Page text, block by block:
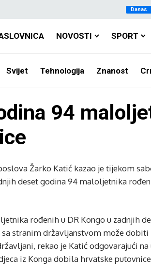
Danas
NOVOSTI SPORT
Svijet Tehnologija Znanost
94
Žarko Katić kazao je tijekom
deset godina 94 maloljetnika
rođenih u DR Kongo u zadnjih
stranim državljanstvom može dobiti
rekao je Katić odgovarajući
iz Konga dobila hrvatske